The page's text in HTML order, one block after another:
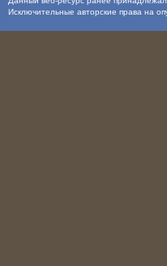
Исключительные авторские права на